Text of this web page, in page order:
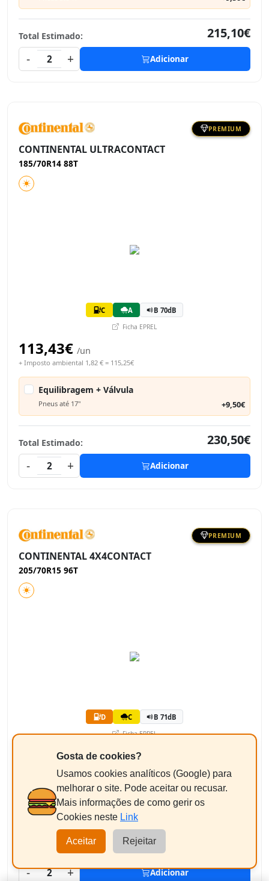
Total Estimado:
215,10€
-
2 + Adicionar
PREMIUM
CONTINENTAL ULTRACONTACT
185/70R14 88T
C A B 70dB
Ficha EPREL
113,43€ /un
+ Imposto ambiental 1,82 € = 115,25€
Equilibragem + Válvula
Pneus até 17" +9,50€
Total Estimado:
230,50€
-
2 + Adicionar
PREMIUM
CONTINENTAL 4X4CONTACT
205/70R15 96T
D C B 71dB
Ficha EPREL
142,87€/un
+ Imposto ambiental 2,37 € = 145,24€
Equilibragem + Válvula
Pneus até 17"
Total Estimado:
-
2 + Adicionar
Gosta de cookies?
Usamos cookies analíticos (Google) para
melhorar o site. Pode aceitar ou recusar.
Mais informações de como gerir os
Cookies neste Link
Aceitar Rejeitar